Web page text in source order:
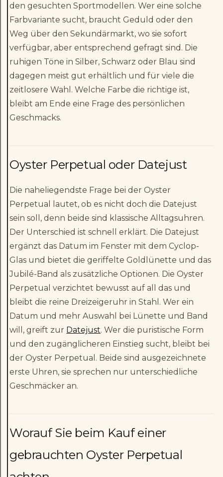
den gesuchten Sportmodellen. Wer eine solche
Farbvariante sucht, braucht Geduld oder den
Weg über den Sekundärmarkt, wo sie sofort
verfügbar, aber entsprechend gefragt sind. Die
ruhigen Töne in Silber, Schwarz oder Blau sind
dagegen meist gut erhältlich und für viele die
zeitlosere Wahl. Welche Farbe die richtige ist,
bleibt am Ende eine Frage des persönlichen
Geschmacks.
Oyster Perpetual oder Datejust
Die naheliegendste Frage bei der Oyster
Perpetual lautet, ob es nicht doch die Datejust
sein soll, denn beide sind klassische Alltagsuhren.
Der Unterschied ist schnell erklärt. Die Datejust
ergänzt das Datum im Fenster mit dem Cyclop-
Glas und bietet die geriffelte Goldlünette und das
Jubilé-Band als zusätzliche Optionen. Die Oyster
Perpetual verzichtet bewusst auf all das und
bleibt die reine Dreizeigeruhr in Stahl. Wer ein
Datum und mehr Auswahl bei Lünette und Band
will, greift zur Datejust. Wer die puristische Form
und den zugänglicheren Einstieg sucht, bleibt bei
der Oyster Perpetual. Beide sind ausgezeichnete
erste Uhren, sie sprechen nur unterschiedliche
Geschmäcker an.
Worauf Sie beim Kauf einer
gebrauchten Oyster Perpetual